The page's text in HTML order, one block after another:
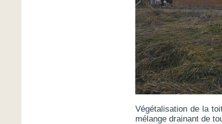
Végétalisation de la
mélange drainant de